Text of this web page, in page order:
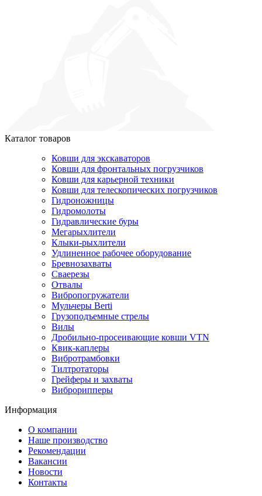
Каталог товаров
Ковши для экскаваторов
Ковши для фронтальных погрузчиков
Ковши для карьерной техники
Ковши для телескопических погрузчиков
Гидроножницы
Гидромолоты
Гидравлические буры
Мегарыхлители
Клыки-рыхлители
Удлиненное рабочее оборудование
Бревнозахваты
Сваерезы
Отвалы
Вибропогружатели
Мульчеры Berti
Грузоподъемные стрелы
Вилы
Дробильно-просеивающие ковши VTN
Квик-каплеры
Вибротрамбовки
Тилтротаторы
Грейферы и захваты
Виброрипперы
Информация
О компании
Наше производство
Рекомендации
Вакансии
Новости
Контакты